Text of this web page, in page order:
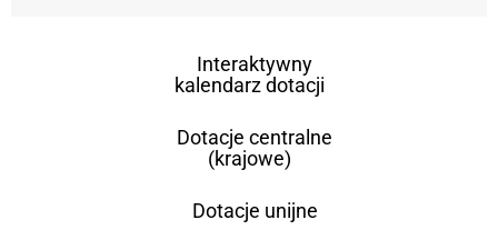
Interaktywny
kalendarz dotacji
Dotacje centralne
(krajowe)
Dotacje unijne